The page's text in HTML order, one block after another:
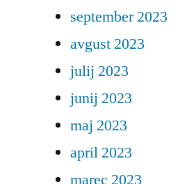
september 2023
avgust 2023
julij 2023
junij 2023
maj 2023
april 2023
marec 2023